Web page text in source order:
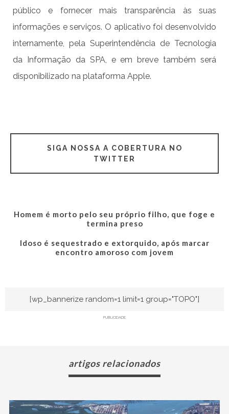
público e fornecer mais transparência às suas
informações e serviços. O aplicativo foi desenvolvido
internamente, pela Superintendência de Tecnologia
da Informação da SPA, e em breve também será
disponibilizado na plataforma Apple.
SIGA NOSSA A COBERTURA NO
TWITTER
Homem é morto pelo seu próprio filho, que foge e
termina preso
Idoso é sequestrado e extorquido, após marcar
encontro amoroso com jovem
[wp_bannerize random=1 limit=1 group="TOPO"]
PUBLICIDADE
artigos relacionados